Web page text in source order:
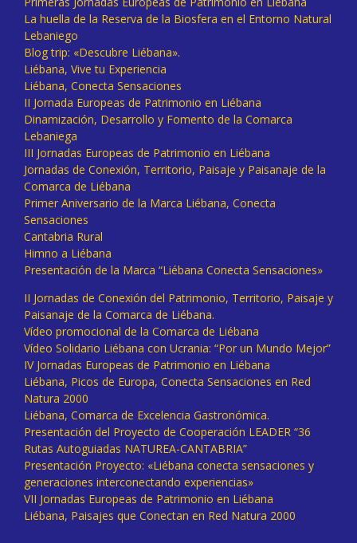
La huella de la Reserva de la Biosfera en el Entorno Natural
Lebaniego
Blog trip: «Descubre Liébana».
Liébana, Vive tu Experiencia
Liébana, Conecta Sensaciones
II Jornada Europeas de Patrimonio en Liébana
Dinamización, Desarrollo y Fomento de la Comarca
Lebaniega
III Jornadas Europeas de Patrimonio en Liébana
Jornadas de Conexión, Territorio, Paisaje y Paisanaje de la
Comarca de Liébana
Primer Aniversario de la Marca Liébana, Conecta
Sensaciones
Cantabria Rural
Himno a Liébana
Presentación de la Marca “Liébana Conecta Sensaciones»
II Jornadas de Conexión del Patrimonio, Territorio, Paisaje y
Paisanaje de la Comarca de Liébana.
Vídeo promocional de la Comarca de Liébana
Vídeo Solidario Liébana con Ucrania: “Por un Mundo Mejor”
IV Jornadas Europeas de Patrimonio en Liébana
Liébana, Picos de Europa, Conecta Sensaciones en Red
Natura 2000
Liébana, Comarca de Excelencia Gastronómica.
Presentación del Proyecto de Cooperación LEADER “36
Rutas Autoguiadas NATUREA-CANTABRIA”
Presentación Proyecto: «Liébana conecta sensaciones y
generaciones interconectando experiencias»
VII Jornadas Europeas de Patrimonio en Liébana
Liébana, Paisajes que Conectan en Red Natura 2000